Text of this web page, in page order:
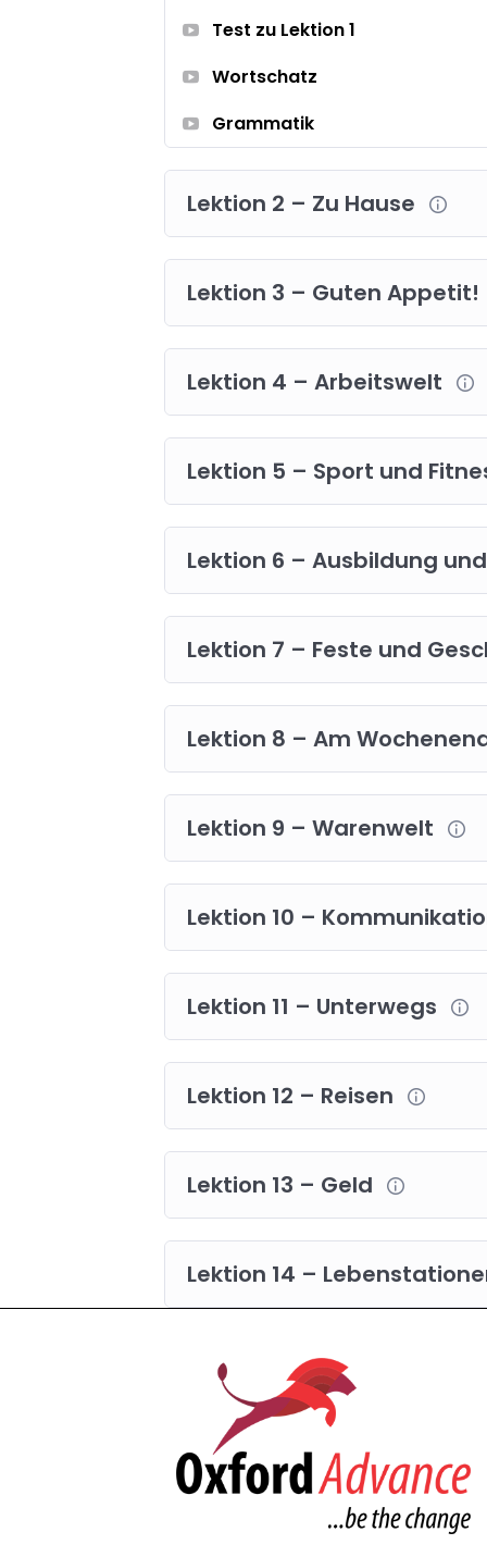
Test zu Lektion 1
Wortschatz
Grammatik
Lektion 2 – Zu Hause
Lektion 3 – Guten Appetit!
Lektion 4 – Arbeitswelt
Lektion 5 – Sport und
Lektion 6 – Ausbildung
Lektion 7 – Feste und
Lektion 8 – Am
Lektion 9 – Warenwelt
Lektion 10 –
Lektion 11 – Unterwegs
Lektion 12 – Reisen
Lektion 13 – Geld
Lektion 14 –